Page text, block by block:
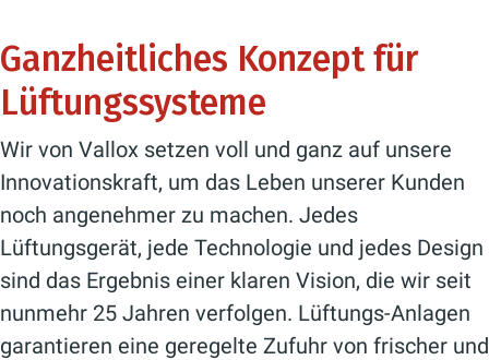
Ganzheitliches Konzept für
Lüftungssysteme
Wir von Vallox setzen voll und ganz auf unsere
Innovationskraft, um das Leben unserer Kunden
noch angenehmer zu machen. Jedes
Lüftungsgerät, jede Technologie und jedes Design
sind das Ergebnis einer klaren Vision, die wir seit
nunmehr 25 Jahren verfolgen. Lüftungs-Anlagen
garantieren eine geregelte Zufuhr von frischer und